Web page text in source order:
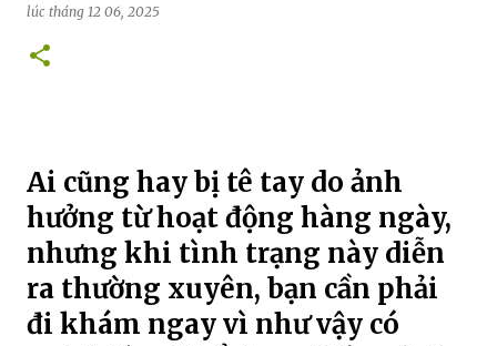
lúc tháng 12 06, 2025
Ai cũng hay bị tê tay do ảnh
hưởng từ hoạt động hàng ngày,
nhưng khi tình trạng này diễn
ra thường xuyên, bạn cần phải
đi khám ngay vì như vậy có